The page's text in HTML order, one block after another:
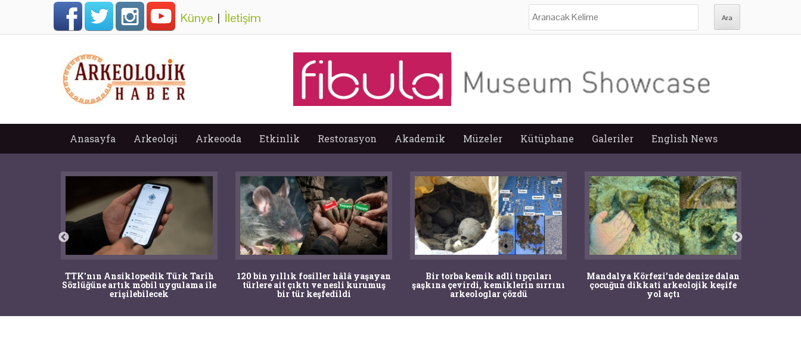
Künye | İletişim
Anasayfa Arkeoloji Arkeooda Etkinlik Restorasyon Akademik Müzeler Kütüphane Galeriler English News
TTK'nın Ansiklopedik Türk Tarih
Sözlüğüne artık mobil uygulama ile
erişilebilecek
120 bin yıllık fosiller hâlâ yaşayan
türlere ait çıktı ve nesli kurumuş
bir tür keşfedildi
Bir torba kemik adli tıpçıları
şaşkına çevirdi, kemiklerin sırrını
arkeologlar çözdü
Mandalya Körfezi’nde denize dalan
çocuğun dikkati arkeolojik keşife
yol açtı